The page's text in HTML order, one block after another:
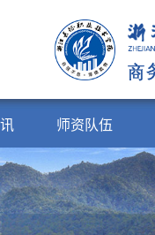
师资队伍